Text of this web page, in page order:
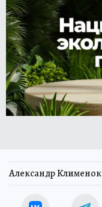
Александр Клименок